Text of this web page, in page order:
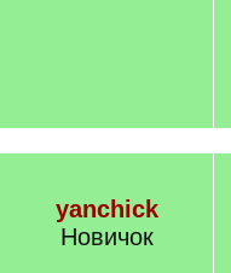
yanchick
Новичок